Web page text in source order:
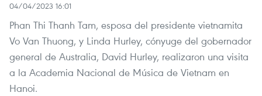
04/04/2023 16:01
Phan Thi Thanh Tam, esposa del presidente vietnamita
Vo Van Thuong, y Linda Hurley, cónyuge del gobernador
general de Australia, David Hurley, realizaron una visita
a la Academia Nacional de Música de Vietnam en
Hanoi.